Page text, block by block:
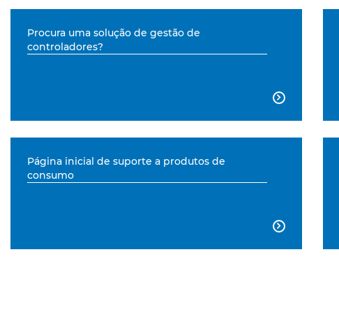
Procura uma solução de gestão de
controladores?

Página inicial de suporte a produtos de
consumo
